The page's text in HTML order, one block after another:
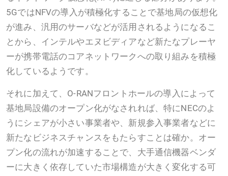
5GではNFVの導入が積極化することで基地局の仮想化
が進み、汎用のサーバなどが活用されるようになるこ
とから、インテルやエヌビディアなど新たなプレーヤ
ーが携帯電話のコアネットワークへの取り組みを積極
化しているようです。
それに加えて、O-RANフロントホールの導入によって
基地局設備のオープン化がなされれば、特にNECのよ
うにシェアが小さい事業者や、新規参入事業者などに
新たなビジネスチャンスをもたらすことは確か。オー
プン化の流れが加速することで、大手通信機器ベンダ
ーに大きく依存していた市場構造が大きく変化する可